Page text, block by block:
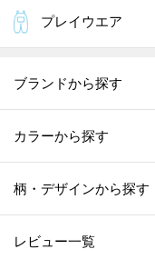
プレイウエア
ブランドから探す
カラーから探す
柄・デザインから探す
レビュー一覧